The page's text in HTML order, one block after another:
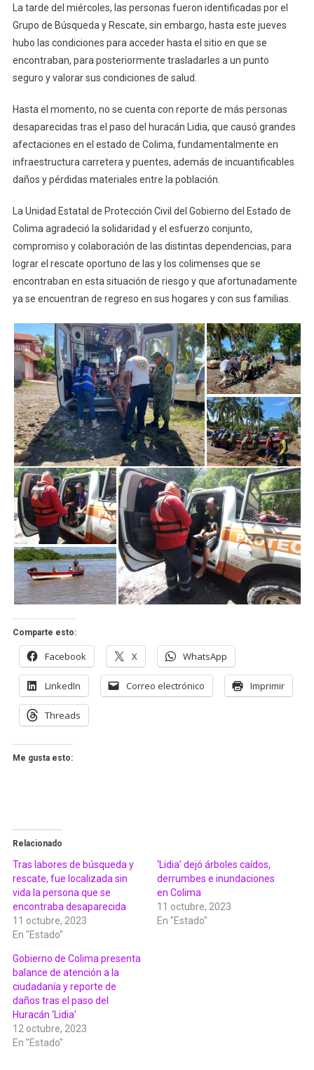
La tarde del miércoles, las personas fueron identificadas por el
Grupo de Búsqueda y Rescate, sin embargo, hasta este jueves
hubo las condiciones para acceder hasta el sitio en que se
encontraban, para posteriormente trasladarles a un punto
seguro y valorar sus condiciones de salud.
Hasta el momento, no se cuenta con reporte de más personas
desaparecidas tras el paso del huracán Lidia, que causó grandes
afectaciones en el estado de Colima, fundamentalmente en
infraestructura carretera y puentes, además de incuantificables
daños y pérdidas materiales entre la población.
La Unidad Estatal de Protección Civil del Gobierno del Estado de
Colima agradeció la solidaridad y el esfuerzo conjunto,
compromiso y colaboración de las distintas dependencias, para
lograr el rescate oportuno de las y los colimenses que se
encontraban en esta situación de riesgo y que afortunadamente
ya se encuentran de regreso en sus hogares y con sus familias.
Comparte esto:
Facebook X WhatsApp
LinkedIn Correo electrónico Imprimir
Threads
Me gusta esto:
Relacionado
Tras labores de búsqueda y
rescate, fue localizada sin
vida la persona que se
encontraba desaparecida
11 octubre, 2023
En "Estado"
‘Lidia’ dejó árboles caídos,
derrumbes e inundaciones
en Colima
11 octubre, 2023
En "Estado"
Gobierno de Colima presenta
balance de atención a la
ciudadanía y reporte de
daños tras el paso del
Huracán ‘Lidia’
12 octubre, 2023
En "Estado"